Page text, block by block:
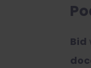
Bid